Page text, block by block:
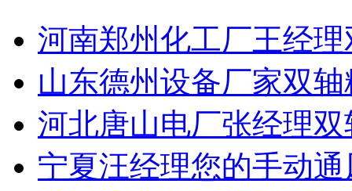
河南郑州化工厂王经
山东德州设备厂家双
河北唐山电厂张经理
宁夏汪经理您的手动